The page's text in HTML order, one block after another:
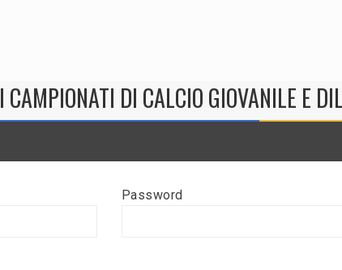
I CAMPIONATI DI CALCIO GIOVANILE E
Password